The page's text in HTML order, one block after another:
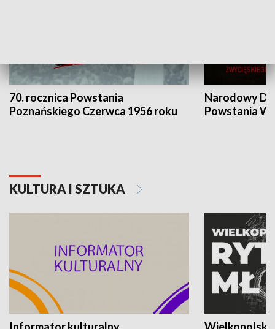
70. rocznica Powstania
Poznańskiego Czerwca 1956 roku
Narodowy
Powstania
KULTURA I SZTUKA